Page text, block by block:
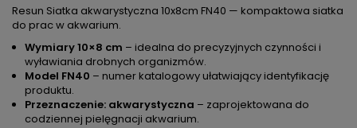
Resun Siatka akwarystyczna 10x8cm FN40 — kompaktowa siatka
do prac w akwarium.
Wymiary 10×8 cm – idealna do precyzyjnych czynności i
wyławiania drobnych organizmów.
Model FN40 – numer katalogowy ułatwiający identyfikację
produktu.
Przeznaczenie: akwarystyczna – zaprojektowana do
codziennej pielęgnacji akwarium.